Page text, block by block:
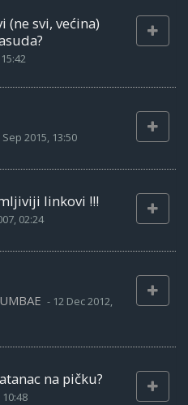
(ne svi, većina)
Sep 2015, 13:50
linkovi !!!
02:24
- 12 Dec 2012,
na pičku?